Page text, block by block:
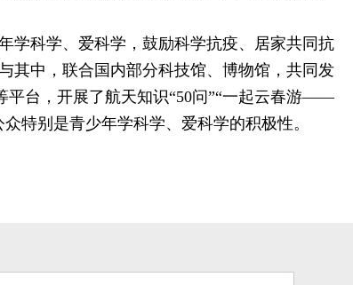
科学、爱科学，鼓励科学抗疫、居家共同抗
其中，联合国内部分科技馆、博物馆，共同发
平台，开展了航天知识“50问”“一起云春游——
特别是青少年学科学、爱科学的积极性。